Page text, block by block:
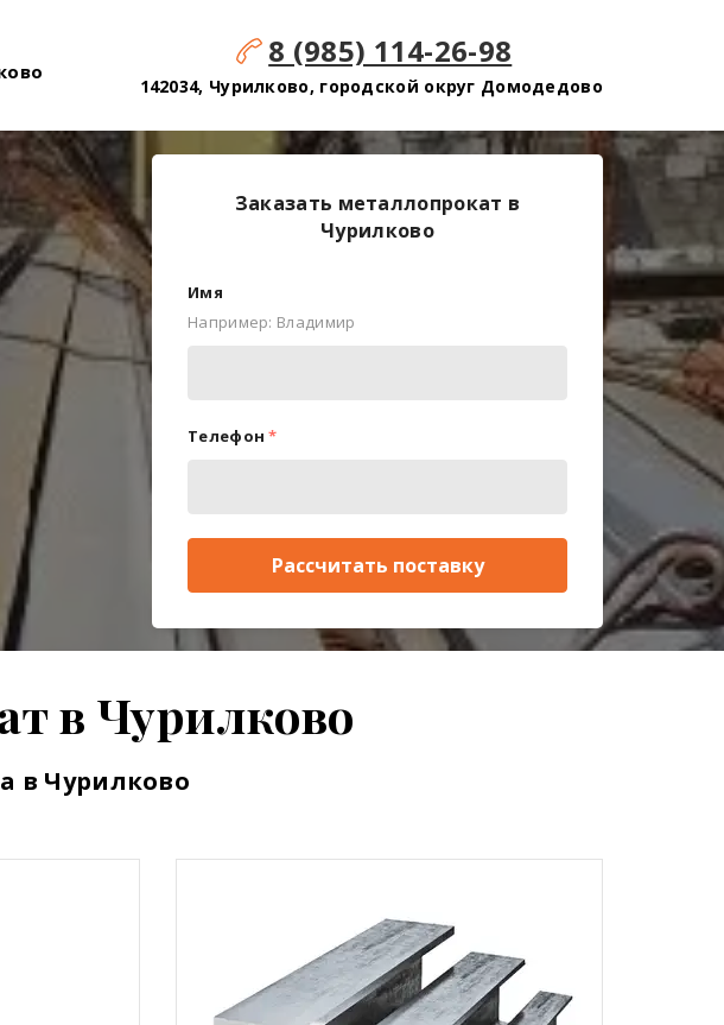
8 (985) 114-26-98
142034, Чурилково, городской округ Домодедово
Заказать металлопрокат в
Чурилково
Имя
Например: Владимир
Телефон *
Рассчитать поставку
в Чурилково
в Чурилково